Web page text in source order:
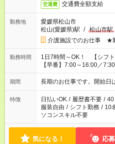
交通費 交通費全額支給
勤務地
愛媛県松山市
松山(愛媛県)駅 / 松山市駅
介護施設でのお仕事 ★
勤務時間
1日7時間～OK！ 【シフト固定
【早番】7:00～16:00／
9:00～18:00 【遅番】
期間 長期のお仕事です。開始
特徴 日払いOK / 履歴書不要 / 40
服装自由 / シフト勤務 / 10
ソコンスキル不要
気になる！ 応